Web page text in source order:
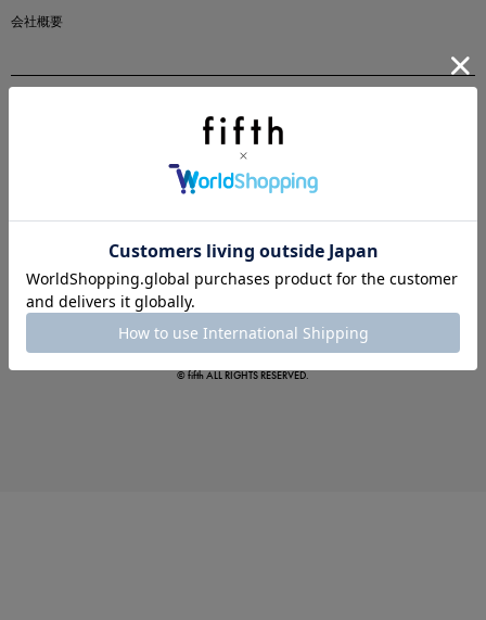
マストバイアイテム
この夏の主役確定！
会社概要
© fifth ALL RIGHTS RESERVED.